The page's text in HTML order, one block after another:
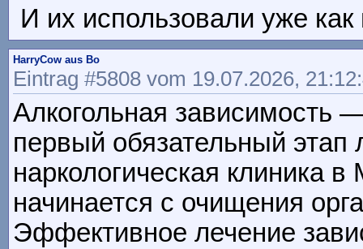
И их использовали уже
HarryCow aus Bo
Eintrag #5808 vom 19.07.2026,
Алкогольная зависимость
первый обязательный
наркологическая клиника
начинается с очищения
Эффективное лечение